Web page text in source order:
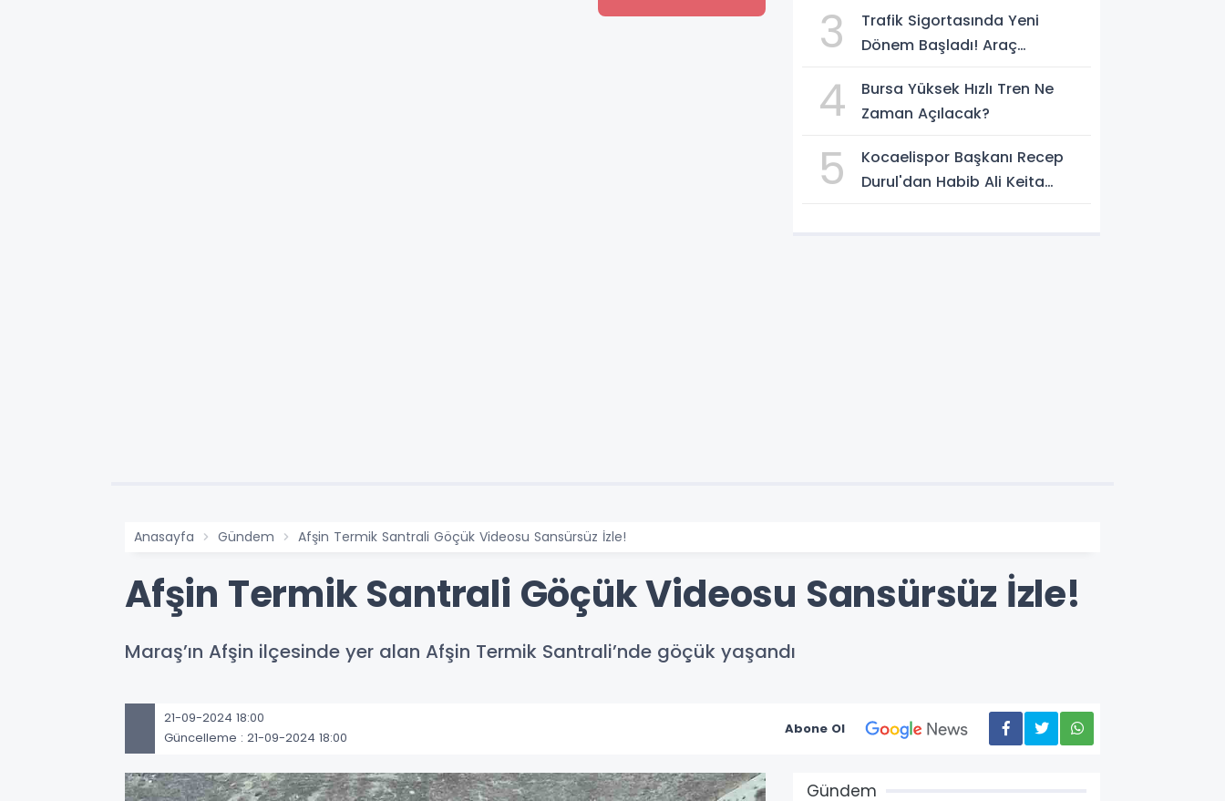
3
Trafik Sigortasında Yeni
Dönem Başladı! Araç
Değişiklikler Belli Oldu
4
Bursa Yüksek Hızlı Tren Ne
Zaman Açılacak?
5
Kocaelispor Başkanı Recep
Durul'dan Habib Ali Keita
Anasayfa Gündem Afşin Termik Santrali Göçük Videosu Sansürsüz İzle!
Afşin Termik Santrali Göçük Videosu Sansürsüz İzle!
Maraş’ın Afşin ilçesinde yer alan Afşin Termik Santrali’nde göçük yaşandı
21-09-2024 18:00
Güncelleme : 21-09-2024 18:00
Abone Ol
Gündem